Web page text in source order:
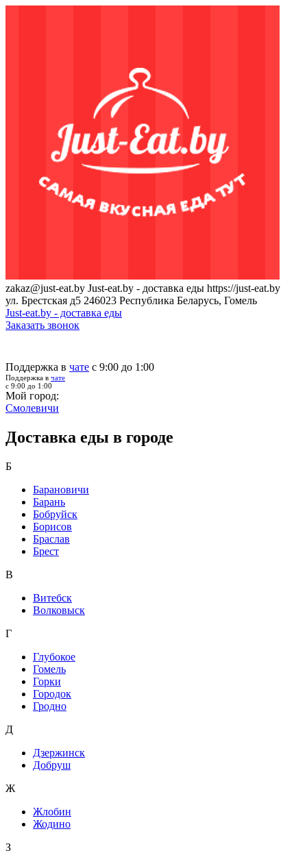
zakaz@just-eat.by Just-eat.by - доставка еды https://just-eat.by
ул. Брестская д5 246023 Республика Беларусь, Гомель
Just-eat.by - доставка еды
Заказать звонок
Поддержка в чате с 9:00 до 1:00
Поддержка в чате
с 9:00 до 1:00
Мой город:
Смолевичи
Доставка еды в городе
Б
Барановичи
Барань
Бобруйск
Борисов
Браслав
Брест
В
Витебск
Волковыск
Г
Глубокое
Гомель
Горки
Городок
Гродно
Д
Дзержинск
Добруш
Ж
Жлобин
Жодино
З